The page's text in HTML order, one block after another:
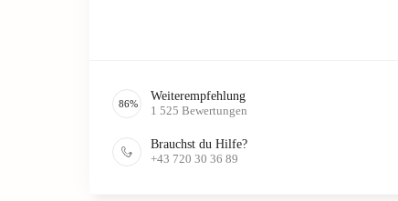
86%
Weiterempfehlung
1 525 Bewertungen
Brauchst du Hilfe?
+43 720 30 36 89